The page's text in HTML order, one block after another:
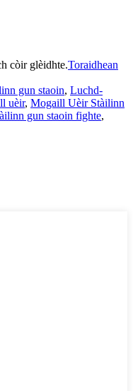
còir glèidhte.Toraidhean
gun staoin, Luchd-
uèir, Mogaill Uèir Stàilinn
gun staoin fighte,